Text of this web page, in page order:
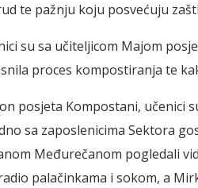
te pažnju koju posvećuju
su sa učiteljicom Majom
proces kompostiranja te
posjeta Kompostani, učenici
sa zaposlenicima Sektora
Međurečanom pogledali
palačinkama i sokom, a